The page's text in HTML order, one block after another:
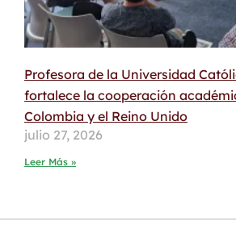
Profesora de la Universidad
fortalece la cooperación
Colombia y el Reino Unido
julio 27, 2026
Leer Más »